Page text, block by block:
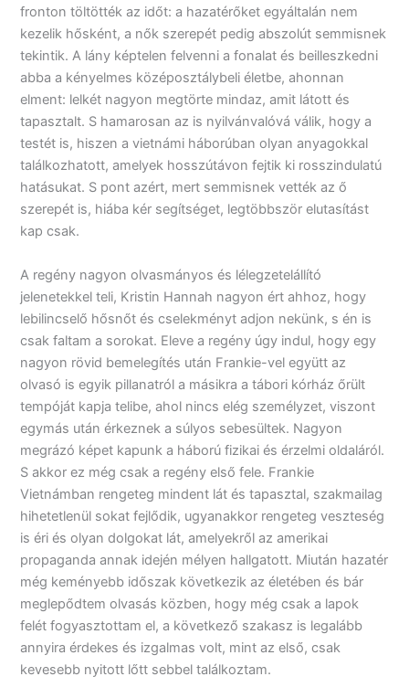
fronton töltötték az időt: a hazatérőket egyáltalán nem
kezelik hősként, a nők szerepét pedig abszolút semmisnek
tekintik. A lány képtelen felvenni a fonalat és beilleszkedni
abba a kényelmes középosztálybeli életbe, ahonnan
elment: lelkét nagyon megtörte mindaz, amit látott és
tapasztalt. S hamarosan az is nyilvánvalóvá válik, hogy a
testét is, hiszen a vietnámi háborúban olyan anyagokkal
találkozhatott, amelyek hosszútávon fejtik ki rosszindulatú
hatásukat. S pont azért, mert semmisnek vették az ő
szerepét is, hiába kér segítséget, legtöbbször elutasítást
kap csak.
A regény nagyon olvasmányos és lélegzetelállító
jelenetekkel teli, Kristin Hannah nagyon ért ahhoz, hogy
lebilincselő hősnőt és cselekményt adjon nekünk, s én is
csak faltam a sorokat. Eleve a regény úgy indul, hogy egy
nagyon rövid bemelegítés után Frankie-vel együtt az
olvasó is egyik pillanatról a másikra a tábori kórház őrült
tempóját kapja telibe, ahol nincs elég személyzet, viszont
egymás után érkeznek a súlyos sebesültek. Nagyon
megrázó képet kapunk a háború fizikai és érzelmi oldaláról.
S akkor ez még csak a regény első fele. Frankie
Vietnámban rengeteg mindent lát és tapasztal, szakmailag
hihetetlenül sokat fejlődik, ugyanakkor rengeteg veszteség
is éri és olyan dolgokat lát, amelyekről az amerikai
propaganda annak idején mélyen hallgatott. Miután hazatér
még keményebb időszak következik az életében és bár
meglepődtem olvasás közben, hogy még csak a lapok
felét fogyasztottam el, a következő szakasz is legalább
annyira érdekes és izgalmas volt, mint az első, csak
kevesebb nyitott lőtt sebbel találkoztam.